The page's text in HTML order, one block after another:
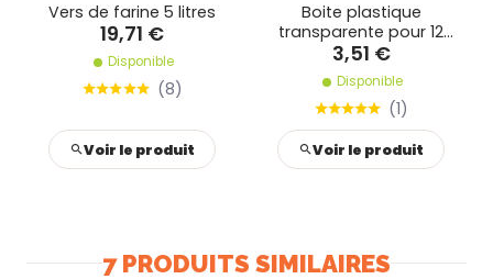
Vers de farine 5 litres
19,71 €
Disponible
(8)
Voir le produit
Boite plastique
transparente pour 12
œufs avec poignée
3,51 €
Disponible
(1)
Voir le produit
7 PRODUITS SIMILAIRES